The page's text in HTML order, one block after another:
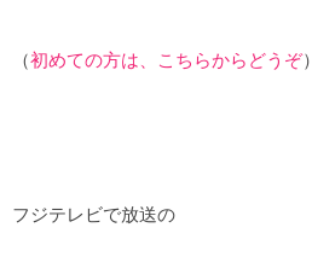
（初めての方は、こちらからどうぞ）
フジテレビで放送の